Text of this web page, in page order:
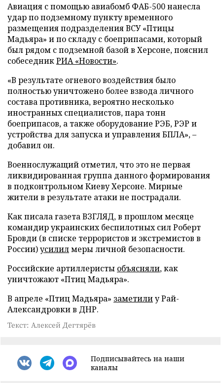
Авиация с помощью авиабомб ФАБ-500 нанесла
удар по подземному пункту временного
размещения подразделения ВСУ «Птицы
Мадьяра» и по складу с боеприпасами, который
был рядом с подземной базой в Херсоне, пояснил
собеседникРИА «Новости».
«В результате огневого воздействия было
полностью уничтожено более взвода личного
состава противника, вероятно несколько
иностранных специалистов, пара тонн
боеприпасов, а также оборудование РЭБ, РЭР и
устройства для запуска и управления БПЛА», –
добавил он.
Военнослужащий отметил, что это не первая
ликвидированная группа данного формирования
в подконтрольном Киеву Херсоне. Мирные
жители в результате атаки не пострадали.
Как писала газета ВЗГЛЯД, в прошлом месяце
командир украинских беспилотных сил Роберт
Бровди (в списке террористов и экстремистов в
России)усилилмеры личной безопасности.
Российские артиллеристы объясняли, как
уничтожают «Птиц Мадьяра».
В апреле «Птиц Мадьяра» заметилиу Рай-
Александровки в ДНР.
Текст: Алексей Дегтярёв
Подписывайтесь на наши
каналы